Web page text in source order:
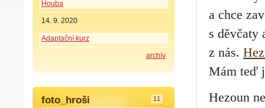
a chce
s děvčaty
z nás.
Mám teď
Hezoun
Houba
14. 9. 2020
Adaptační kurz
archív
foto_hroši 11